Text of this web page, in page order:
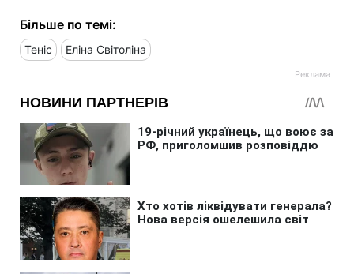
Більше по темі:
Теніс Еліна Світоліна